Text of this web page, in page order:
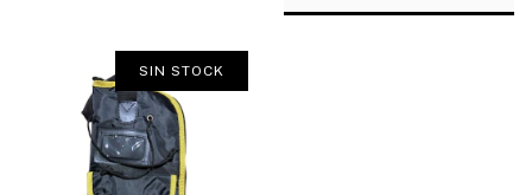
SIN STOCK